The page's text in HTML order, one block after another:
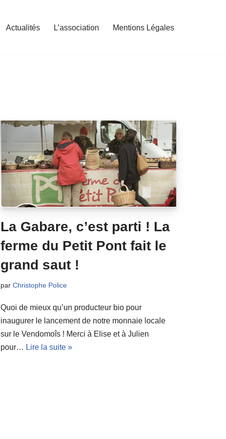
Actualités L’association Mentions Légales
La Gabare, c’est parti ! La
ferme du Petit Pont fait le
grand saut !
par Christophe Police
Quoi de mieux qu’un producteur bio pour
inaugurer le lancement de notre monnaie locale
sur le Vendomoîs ! Merci à Elise et à Julien
pour… Lire la suite »